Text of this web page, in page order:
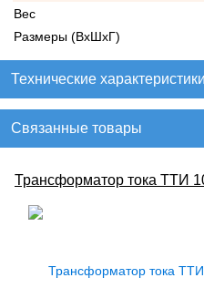
Вес
Размеры (ВхШхГ)
Технические характеристики
Связанные товары
Трансформатор тока ТТИ